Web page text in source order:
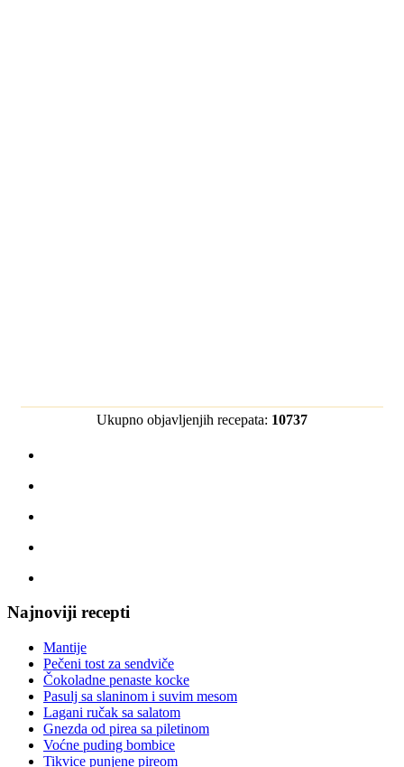
Ukupno objavljenjih recepata: 10737
Najnoviji recepti
Mantije
Pečeni tost za sendviče
Čokoladne penaste kocke
Pasulj sa slaninom i suvim mesom
Lagani ručak sa salatom
Gnezda od pirea sa piletinom
Voćne puding bombice
Tikvice punjene pireom